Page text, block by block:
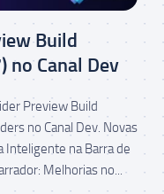
Build
no Canal Dev
Preview Build
no Canal Dev. Novas
Inteligente na Barra de
Melhorias no...